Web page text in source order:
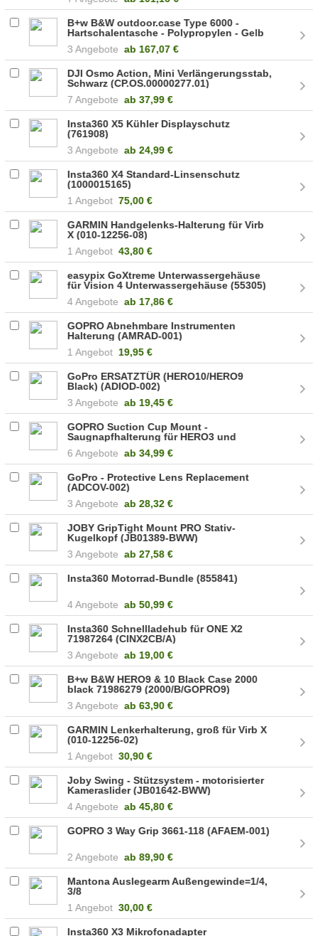
B+w B&W outdoor.case Type 6000 -
Hartschalentasche - Polypropylen - Gelb
3 Angebote ab 167,07 €
DJI Osmo Action, Mini Verlängerungsstab,
Schwarz (CP.OS.00000277.01)
7 Angebote ab 37,99 €
Insta360 X5 Kühler Displayschutz
(761908)
3 Angebote ab 24,99 €
Insta360 X4 Standard-Linsenschutz
(1000015165)
1 Angebot 75,00 €
GARMIN Handgelenks-Halterung für Virb
X (010-12256-08)
1 Angebot 43,80 €
easypix GoXtreme Unterwassergehäuse
für Vision 4 Unterwassergehäuse (55305)
4 Angebote ab 17,86 €
GOPRO Abnehmbare Instrumenten
Halterung (AMRAD-001)
1 Angebot 19,95 €
GoPro ERSATZTÜR (HERO10/HERO9
Black) (ADIOD-002)
3 Angebote ab 19,45 €
GOPRO Suction Cup Mount -
Saugnapfhalterung für HERO3 und
6 Angebote ab 34,99 €
GoPro - Protective Lens Replacement
(ADCOV-002)
3 Angebote ab 28,32 €
JOBY GripTight Mount PRO Stativ-
Kugelkopf (JB01389-BWW)
3 Angebote ab 27,58 €
Insta360 Motorrad-Bundle (855841)
4 Angebote ab 50,99 €
Insta360 Schnellladehub für ONE X2
71987264 (CINX2CB/A)
3 Angebote ab 19,00 €
B+w B&W HERO9 & 10 Black Case 2000
black 71986279 (2000/B/GOPRO9)
3 Angebote ab 63,90 €
GARMIN Lenkerhalterung, groß für Virb X
(010-12256-02)
1 Angebot 30,90 €
Joby Swing - Stützsystem - motorisierter
Kameraslider (JB01642-BWW)
4 Angebote ab45,80 €
GOPRO 3 Way Grip 3661-118 (AFAEM-001)
2 Angebote ab 89,90 €
Mantona Auslegearm Außengewinde=1/4,
3/8
1 Angebot 30,00 €
Insta360 X3 Mikrofonadapter